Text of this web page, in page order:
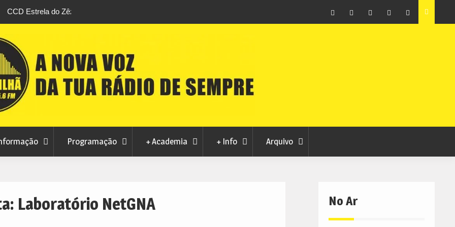
da
levou milhares de visitantes a Penamacor
Covilhã avança com a desmaterialização do Arquivo
Municipal
Programação + Academia + Info Arquivo
Laboratório NetGNA No Ar